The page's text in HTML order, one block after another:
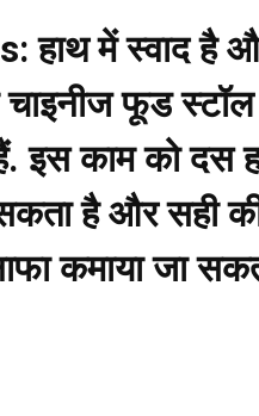
हाथ में स्वाद है
चाइनीज फूड
इस काम को दस
है और सही
कमाया जा